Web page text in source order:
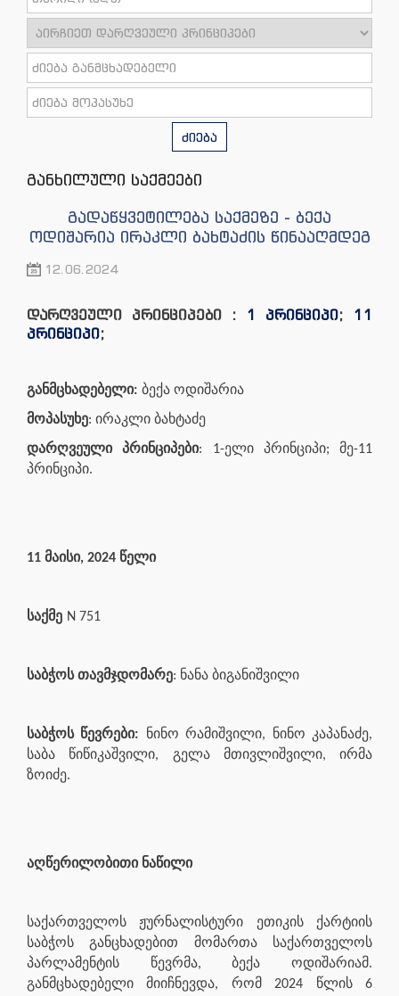
ძიება
განხილული საქმეები
გადაწყვეტილება საქმეზე - ბექა
ოდიშარია ირაკლი ბახტაძის წინააღმდეგ
12.06.2024
დარღვეული პრინციპები : 1 პრინციპი; 11
პრინციპი;
განმცხადებელი: ბექა ოდიშარია
მოპასუხე: ირაკლი ბახტაძე
დარღვეული პრინციპები: 1-ელი პრინციპი; მე-11
პრინციპი.
11 მაისი, 2024 წელი
საქმე N 751
საბჭოს თავმჯდომარე: ნანა ბიგანიშვილი
საბჭოს წევრები:
ნინო რამიშვილი, ნინო კაპანაძე,
საბა წიწიკაშვილი, გელა მთივლიშვილი, ირმა
ზოიძე.
აღწერილობითი ნაწილი
საქართველოს ჟურნალისტური ეთიკის ქარტიის
საბჭოს განცხადებით მომართა საქართველოს
პარლამენტის წევრმა, ბექა ოდიშარიამ.
განმცხადებელი მიიჩნევდა, რომ 2024 წლის 6